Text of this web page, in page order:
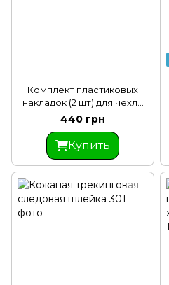
Комплект пластиковых
накладок (2 шт) для чехла
рукава
440 грн
Купить